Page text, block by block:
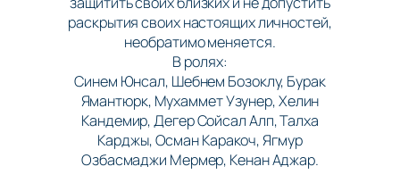
раскрытия своих настоящих личностей,
необратимо меняется.
В ролях:
Синем Юнсал, Шебнем Бозоклу, Бурак
Ямантюрк, Мухаммет Узунер, Хелин
Кандемир, Дегер Сойсал Алп, Талха
Карджы, Осман Каракоч, Ягмур
Озбасмаджи Мермер, Кенан Аджар.